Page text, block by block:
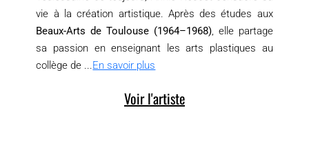
vie à la création artistique. Après des études aux
Beaux-Arts de Toulouse (1964–1968), elle partage
sa passion en enseignant les arts plastiques au
collège de ...En savoir plus
Voir l'artiste